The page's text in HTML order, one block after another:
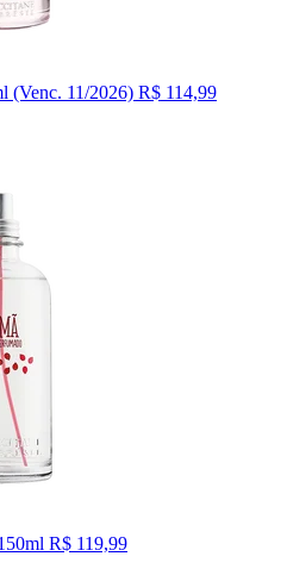
(Venc. 11/2026) R$ 114,99
R$ 119,99